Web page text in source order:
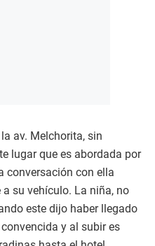
av. Melchorita, sin
lugar que es abordada por
conversación con ella
su vehículo. La niña, no
este dijo haber llegado
y al subir es